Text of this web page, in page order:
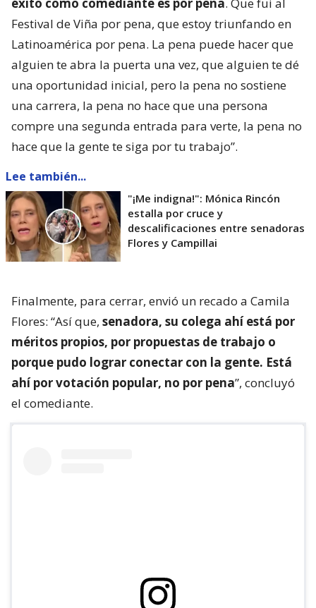
Festival de Viña por pena, que estoy triunfando en
Latinoamérica por pena. La pena puede hacer que
alguien te abra la puerta una vez, que alguien te dé
una oportunidad inicial, pero la pena no sostiene
una carrera, la pena no hace que una persona
compre una segunda entrada para verte, la pena no
hace que la gente te siga por tu trabajo”.
Lee también...
"¡Me indigna!": Mónica Rincón
estalla por cruce y
descalificaciones entre senadoras
Flores y Campillai
Finalmente, para cerrar, envió un recado a Camila
Flores: “Así que, senadora, su colega ahí está por
méritos propios, por propuestas de trabajo o
porque pudo lograr conectar con la gente. Está
ahí por votación popular, no por pena”, concluyó
el comediante.